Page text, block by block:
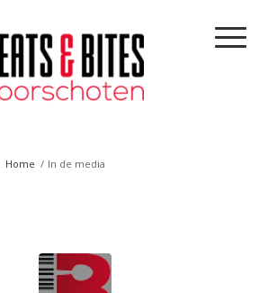
Home / In de media